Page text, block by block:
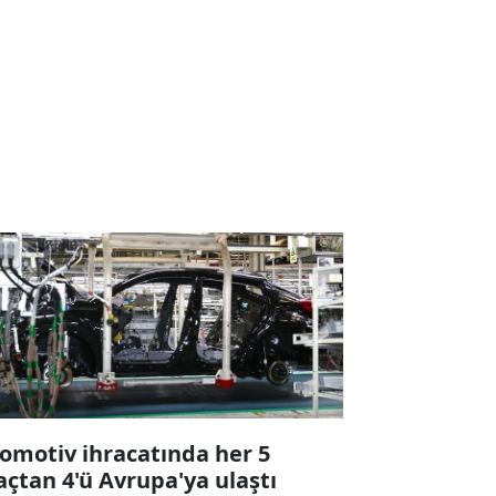
ihracatında her 5
4'ü Avrupa'ya ulaştı